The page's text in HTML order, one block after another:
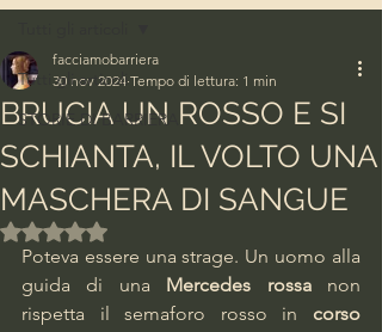
Tutti gli articoli
STORIE DI BARRIERA
BRUCIA UN ROSSO E SI
SCHIANTA, IL VOLTO UNA
MASCHERA DI SANGUE
facciamobarriera
30 nov 2024 Tempo di lettura: 1 min
Valutazione NaN stelle su 5.
Poteva essere una strage. Un uomo alla
guida di una Mercedes rossa non
rispetta il semaforo rosso in corso